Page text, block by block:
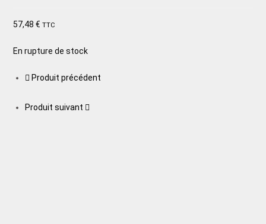
57,48€ TTC
En rupture de stock
Produit précédent
Produit suivant